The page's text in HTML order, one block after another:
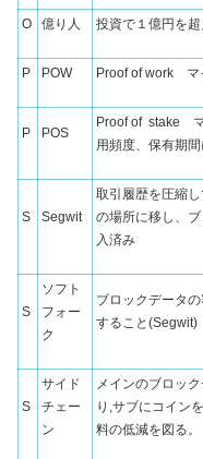
O 億り人 投資で１億円を超
P POW Proof of work マ
P POS
Proof of stake マ
用頻度、保有期
S Segwit
取引履歴を圧縮
の場所に移し、
入済み
S
ソフト
フォー
ク
ブロックデータ
すること(Segwit)
S
サイド
チェー
ン
メインのブロッ
り,サブにコイン
料の低減を図る。